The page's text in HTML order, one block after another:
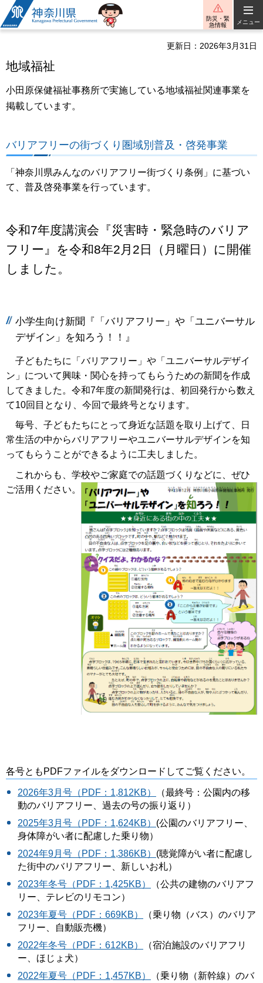
神奈川県
防災・緊
急情報
メニュー
更新日：2026年3月31日
地域福祉
小田原保健福祉事務所で実施している地域福祉関連事業を
掲載しています。
バリアフリーの街づくり圏域別普及・啓発事業
「神奈川県みんなのバリアフリー街づくり条例」に基づい
て、普及啓発事業を行っています。
令和7年度講演会『災害時・緊急時のバリア
フリー』を令和8年2月2日（月曜日）に開催
しました。
小学生向け新聞『「バリアフリー」や「ユニバーサル
デザイン」を知ろう！！』
子どもたちに「バリアフリー」や「ユニバーサルデザイ
ン」について興味・関心を持ってもらうための新聞を作成
してきました。令和7年度の新聞発行は、初回発行から数え
て10回目となり、今回で最終号となります。
毎号、子どもたちにとって身近な話題を取り上げて、日
常生活の中からバリアフリーやユニバーサルデザインを知
ってもらうことができるように工夫しました。
これからも、学校やご家庭での話題づくりなどに、ぜひ
ご活用ください。
各号ともPDFファイルをダウンロードしてご覧ください。
2026年3月号（PDF：1,812KB）
（最終号：公園内の移
動のバリアフリー、過去の号の振り返り）
2025年3月号（PDF：1,624KB） (公園のバリアフリー、
身体障がい者に配慮した乗り物）
2024年9月号（PDF：1,386KB） (聴覚障がい者に配慮し
た街中のバリアフリー、新しいお札）
2023年冬号（PDF：1,425KB）
（公共の建物のバリアフ
リー、テレビのリモコン）
2023年夏号（PDF：669KB）
（乗り物（バス）のバリア
フリー、自動販売機）
2022年冬号（PDF：612KB）
（宿泊施設のバリアフリ
ー、ほじょ犬）
2022年夏号（PDF：1,457KB）
（乗り物（新幹線）のバ